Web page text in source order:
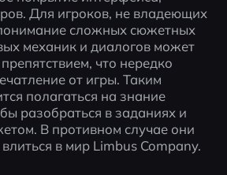
Для игроков, не владеющих
сложных сюжетных
механик и диалогов может
что нередко
от игры. Таким
полагаться на знание
разобраться в заданиях и
В противном случае они
в мир Limbus Company.